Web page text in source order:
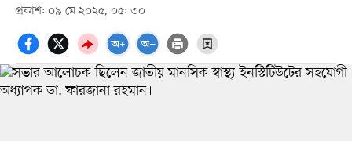
প্রকাশ: ০৯ মে ২০২৫, ০৫: ৩০